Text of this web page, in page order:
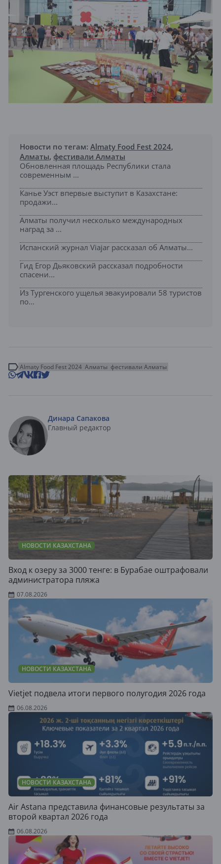
Новости по тегам: Almaty Food Fest 2024,
Алматы, фестивали Алматы
Обновленная площадь Республики стала
современным ...
Канье Уэст впервые выступит в Казахстане:
продажи...
Алматы получил несколько международных
наград за ...
Испанский журнал Viajar рассказал об Алматы...
Гид Егор Дьяковский рассказал подробности
спасени...
Из Тургенского ущелья эвакуировали 58 туристов
по...
Almaty Food Fest 2024 Алматы фестивали Алматы
Динара Сапакова
Главный редактор
НОВОСТИ КАЗАХСТАНА
Вход к озеру за 3000 тенге: в Бурабае оштрафовали
администратора пляжа
07.08.2026
НОВОСТИ КАЗАХСТАНА
Vietjet подвела итоги первого полугодия 2026 года
06.08.2026
НОВОСТИ КАЗАХСТАНА
Air Astana представила финансовые результаты за
второй квартал 2026 года
06.08.2026